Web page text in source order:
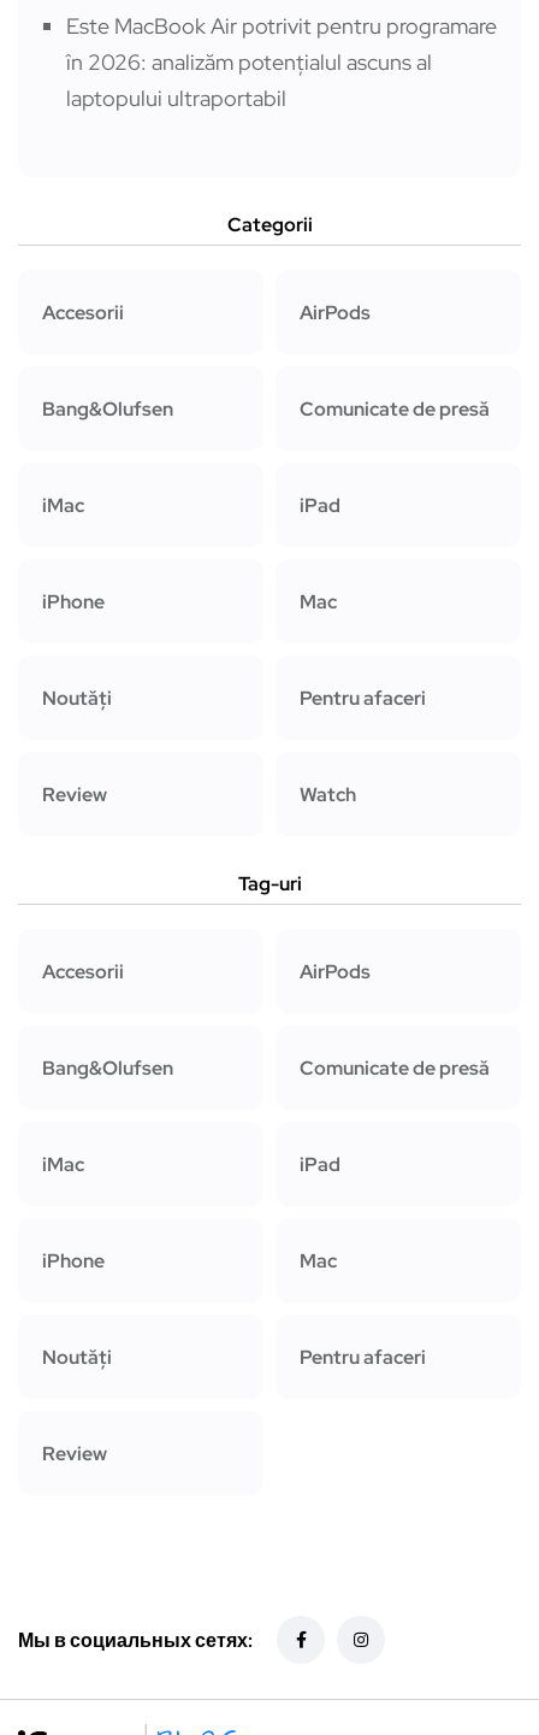
Este MacBook Air potrivit pentru programare
în 2026: analizăm potențialul ascuns al
laptopului ultraportabil
Categorii
Accesorii AirPods
Bang&Olufsen Comunicate de presă
iMac iPad
iPhone Mac
Noutăți Pentru afaceri
Review Watch
Tag-uri
Accesorii AirPods
Bang&Olufsen Comunicate de presă
iMac iPad
iPhone Mac
Noutăți Pentru afaceri
Review
Мы в социальных сетях: